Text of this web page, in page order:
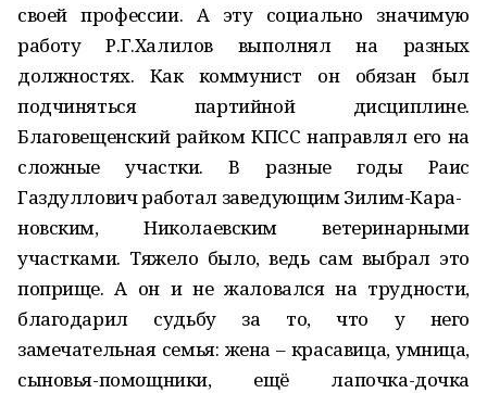
своей профессии. А эту социально значимую
работу Р.Г.Халилов выполнял на разных
должностях. Как коммунист он обязан был
подчиняться партийной дисциплине.
Благовещенский райком КПСС направлял его на
сложные участки. В разные годы Раис
Газдуллович работал заведующим Зилим-Кара-
новским, Николаевским ветеринарными
участками. Тяжело было, ведь сам выбрал это
поприще. А он и не жаловался на трудности,
благодарил судьбу за то, что у него
замечательная семья: жена – красавица, умница,
сыновья-помощники, ещё лапочка-дочка